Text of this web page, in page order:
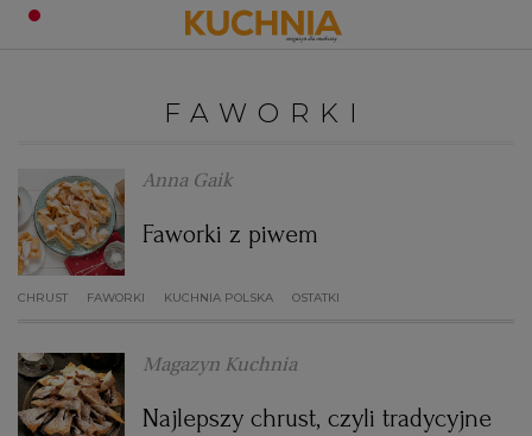
OBIADY
KOLACJE
DESERY
HALLOWEEN
BOŻE NARODZENIE
KARNAWAŁ
KUCHNIE ŚWIATA
KUCHNIA WŁOSKA
KUCHNIA BRYTYJSKA
DANIA SEZONOWE
PORADY
Zaloguj się
FAWORKI
Anna Gaik
Faworki z piwem
CHRUST FAWORKI KUCHNIA POLSKA OSTATKI
Magazyn Kuchnia
Najlepszy chrust, czyli tradycyjne